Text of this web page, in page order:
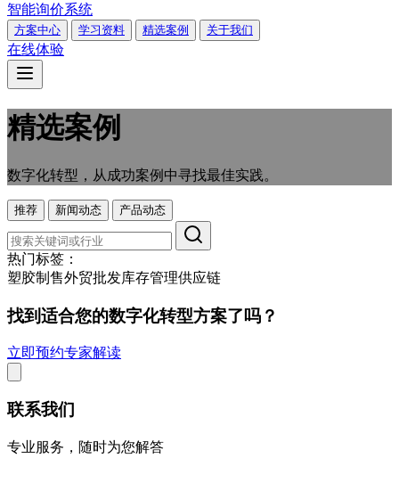
智能询价系统
方案中心 学习资料 精选案例 关于我们
在线体验
精选案例
数字化转型，从成功案例中寻找最佳实践。
推荐 新闻动态 产品动态
热门标签：
塑胶制售外贸批发库存管理供应链
找到适合您的数字化转型方案了吗？
立即预约专家解读
联系我们
专业服务，随时为您解答